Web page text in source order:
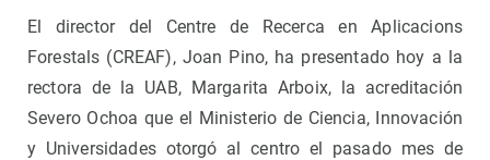
El director del Centre de Recerca en Aplicacions
Forestals (CREAF), Joan Pino, ha presentado hoy a la
rectora de la UAB, Margarita Arboix, la acreditación
Severo Ochoa que el Ministerio de Ciencia, Innovación
y Universidades otorgó al centro el pasado mes de